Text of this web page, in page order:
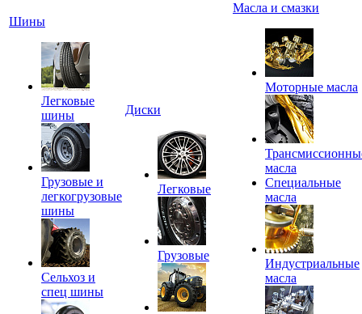
Шины
Легковые
шины
Грузовые и
легкогрузовые
шины
Сельхоз и
спец шины
Диски
Легковые
Грузовые
Масла и смазки
Моторные масла
масла
Специальные
масла
Индустриальные
масла